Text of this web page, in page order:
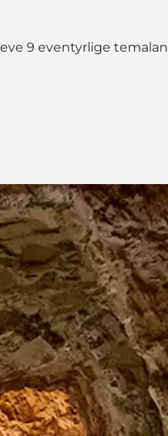
9 eventyrlige